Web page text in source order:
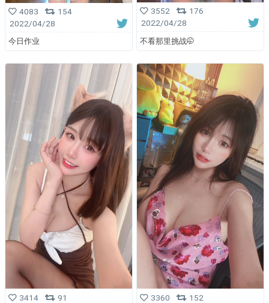
4083
154
2022/04/28
今日作业
3552
176
2022/04/28
不看那里挑战🤭
3414
91
3360
152